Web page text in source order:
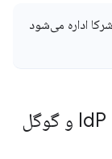
P و گوگل